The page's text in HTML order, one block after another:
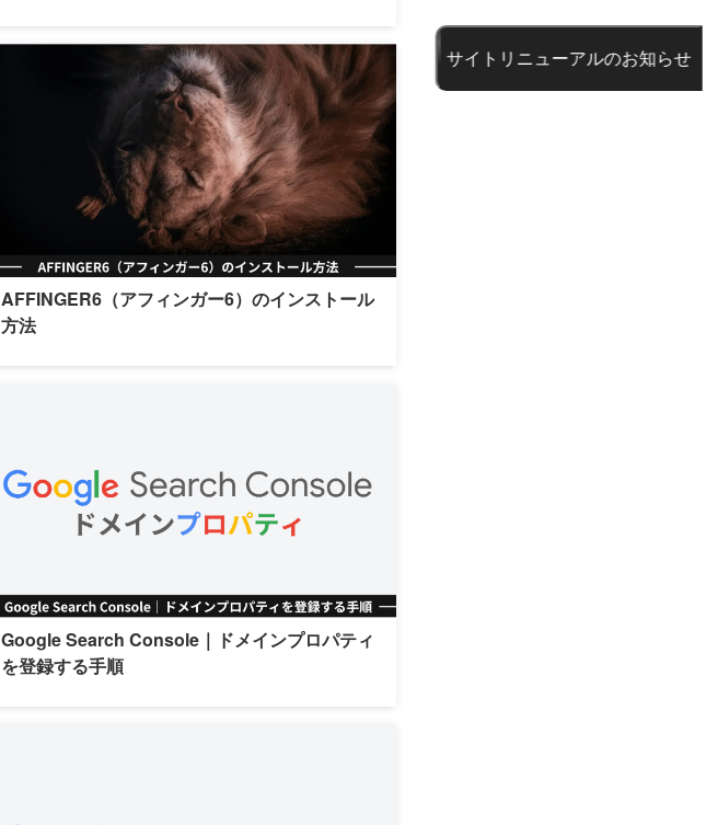
AFFINGER6（アフィンガー6）のインストール
方法
Google Search Console｜ドメインプロパティ
を登録する手順
サイトリニューアルのお知らせ